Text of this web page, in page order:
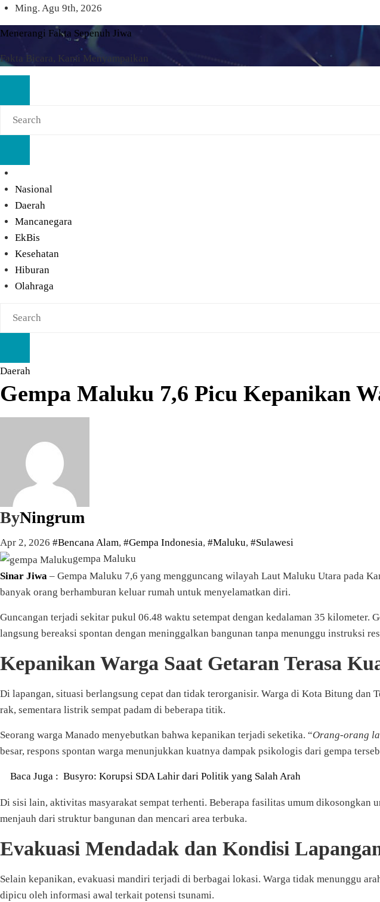
Skip
to
content
Ming. Agu 9th, 2026
Menerangi Fakta Sepenuh Jiwa
Fakta Bicara, Kami Menyampaikan
Nasional
Daerah
Mancanegara
EkBis
Kesehatan
Hiburan
Olahraga
Daerah
Gempa Maluku 7,6 Picu Kepanikan
ByNingrum
Apr 2, 2026 #Bencana Alam, #Gempa Indonesia, #Maluku, #Sulawesi
gempa Maluku
Sinar Jiwa – Gempa Maluku 7,6 yang mengguncang wilayah Laut Maluku Utara pada
banyak orang berhamburan keluar rumah untuk menyelamatkan diri.
Guncangan terjadi sekitar pukul 06.48 waktu setempat dengan kedalaman 35 kilometer.
langsung bereaksi spontan dengan meninggalkan bangunan tanpa menunggu instruksi
Kepanikan Warga Saat Getaran Terasa
Di lapangan, situasi berlangsung cepat dan tidak terorganisir. Warga di Kota Bitung dan
rak, sementara listrik sempat padam di beberapa titik.
Seorang warga Manado menyebutkan bahwa kepanikan terjadi seketika. “Orang-orang
besar, respons spontan warga menunjukkan kuatnya dampak psikologis dari gempa
Baca Juga : Busyro: Korupsi SDA Lahir dari Politik yang Salah Arah
Di sisi lain, aktivitas masyarakat sempat terhenti. Beberapa fasilitas umum
menjauh dari struktur bangunan dan mencari area terbuka.
Evakuasi Mendadak dan Kondisi
Selain kepanikan, evakuasi mandiri terjadi di berbagai lokasi. Warga tidak menunggu
dipicu oleh informasi awal terkait potensi tsunami.